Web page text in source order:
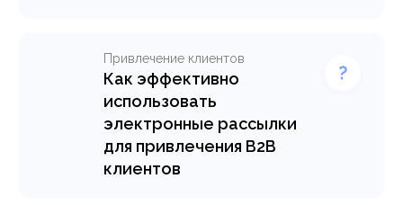
осуществляются с
помощью исходящего
телемаркетинга
Узнать подробнее >
Привлечение клиентов
Как эффективно
использовать
электронные рассылки
для привлечения B2B
клиентов